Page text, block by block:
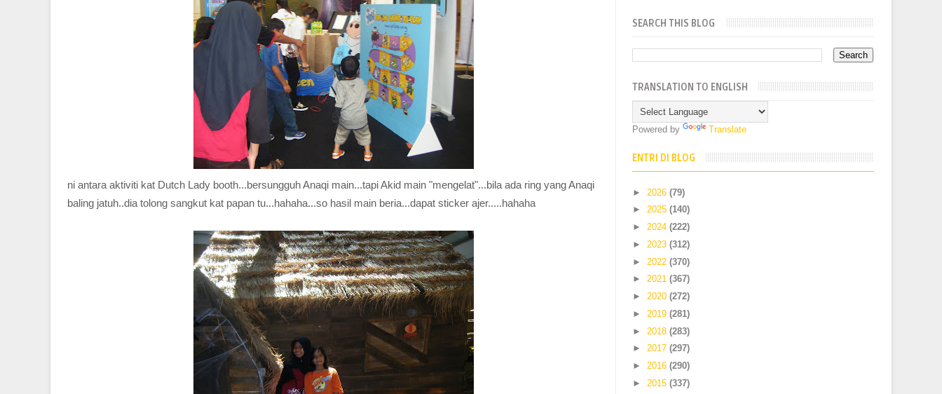
ni antara aktiviti kat Dutch Lady booth...bersungguh Anaqi main...tapi Akid main "mengelat"...bila ada ring yang Anaqi
baling jatuh..dia tolong sangkut kat papan tu...hahaha...so hasil main beria...dapat sticker ajer.....hahaha
SEARCH THIS BLOG
TRANSLATION TO ENGLISH
Powered by Translate
ENTRI DI BLOG
► 2026(79)
►2025(140)
►2024(222)
► 2023(312)
► 2022(370)
►2021(367)
►2020(272)
► 2019(281)
► 2018(283)
►2017(297)
►2016(290)
► 2015(337)